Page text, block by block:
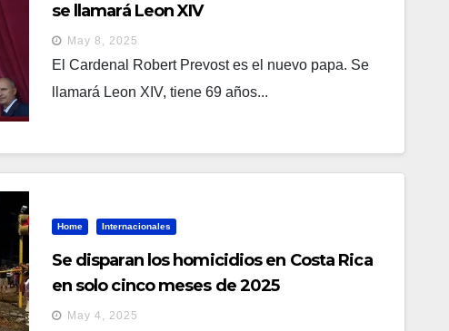
se llamará Leon XIV
May 8, 2025
El Cardenal Robert Prevost es el nuevo papa. Se
llamará Leon XIV, tiene 69 años...
Home Internacionales
Se disparan los homicidios en Costa Rica
en solo cinco meses de 2025
May 4, 2025